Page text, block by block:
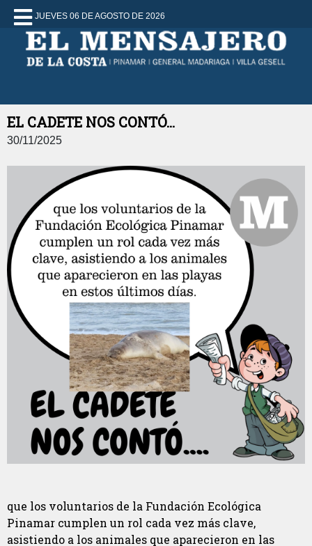
JUEVES 06 DE AGOSTO DE 2026
EL CADETE NOS CONTÓ...
30/11/2025
que los voluntarios de la Fundación Ecológica
Pinamar cumplen un rol cada vez más clave,
asistiendo a los animales que aparecieron en las